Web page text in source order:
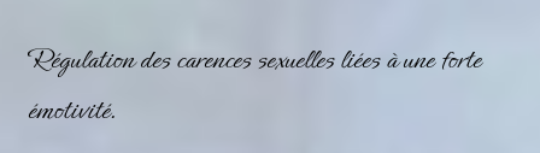
Régulation des carences sexuelles liées à une forte
émotivité.